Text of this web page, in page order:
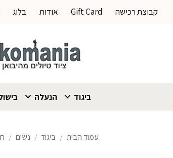
קבוצת רכישה Gift Card אודות בלוג
ביגוד הנעלה
עמוד הבית / ביגוד / נשים /